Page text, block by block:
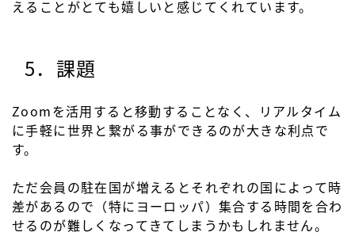
えることがとても嬉しいと感じてくれています。
5．課題
Zoomを活用すると移動することなく、リアルタイム
に手軽に世界と繋がる事ができるのが大きな利点で
す。
ただ会員の駐在国が増えるとそれぞれの国によって時
差があるので（特にヨーロッパ）集合する時間を合わ
せるのが難しくなってきてしまうかもしれません。